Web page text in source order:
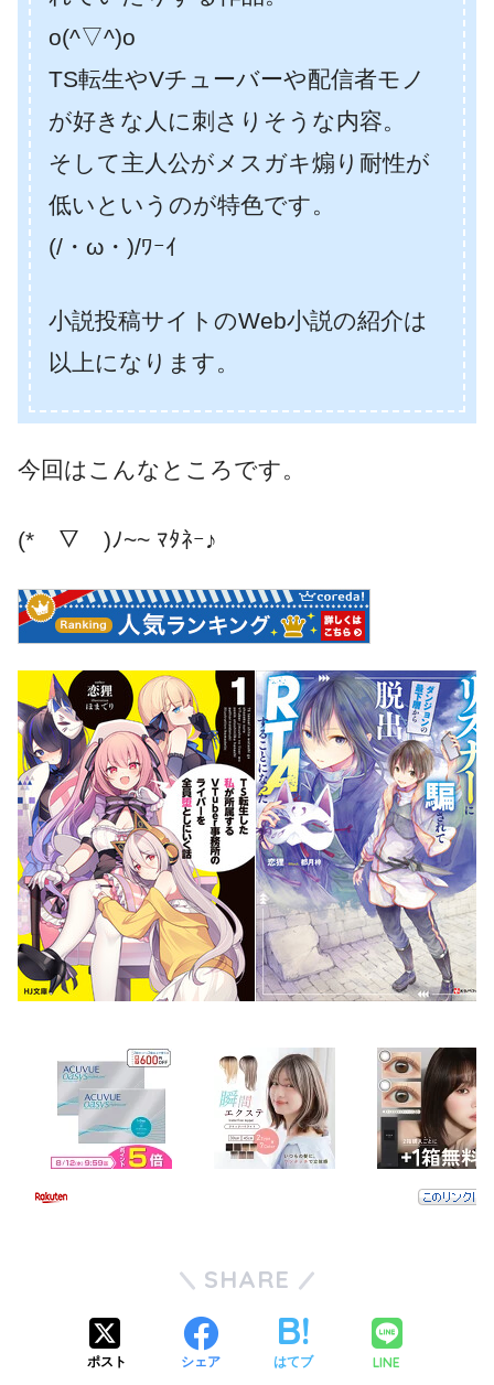
o(^▽^)o
TS転生やVチューバーや配信者モノ
が好きな人に刺さりそうな内容。
そして主人公がメスガキ煽り耐性が
低いというのが特色です。
(/・ω・)/ﾜｰｲ
小説投稿サイトのWeb小説の紹介は
以上になります。
今回はこんなところです。
(*￣▽￣)ﾉ~~ ﾏﾀﾈｰ♪
SHARE
ポスト シェア はてブ LINE